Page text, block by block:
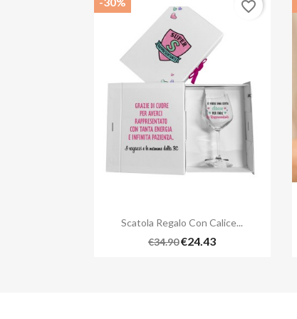
Quick view
Scatola Regalo Con Calice...
€34.90€24.43
favorite_border